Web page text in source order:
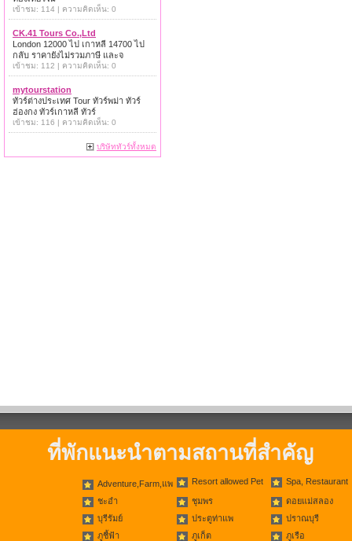
เข้าชม: 114 | ความคิดเห็น: 0
CK.41 Tours Co.,Ltd
London 12000 ไป เกาหลี 14700 ไป
กลับ ราคายังไม่รวมภาษี และจ
เข้าชม: 112 | ความคิดเห็น: 0
mytourstation
ทัวร์ต่างประเทศ Tour ทัวร์พม่า ทัวร์
ฮ่องกง ทัวร์เกาหลี ทัวร์
เข้าชม: 116 | ความคิดเห็น: 0
บริษัททัวร์ทั้งหมด
ที่พักแนะนำตามสถานที่สำคัญ
Adventure,Farm,แพ Resort allowed Pet Spa, Restaurant
ชะอำ ชุมพร
ดอยแม่สลอง
บุรีรัมย์
ประตูท่าแพ
ปราณบุรี
ภูชี้ฟ้า
ภูเก็ต
ภูเรือ